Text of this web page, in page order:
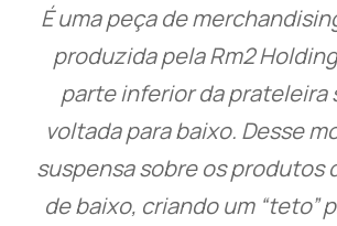
É uma peça de
produzida pela Rm2
parte inferior da prateleira
voltada para baixo. Desse
suspensa sobre os produtos
de baixo, criando um “teto”